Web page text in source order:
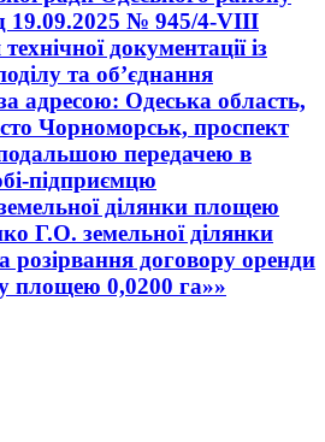
19.09.2025 № 945/4-VIII
документації із
та об’єднання
адресою: Одеська область,
Чорноморськ, проспект
передачею в
підприємцю
ділянки площею
Г.О. земельної ділянки
розірвання договору оренди
площею 0,0200 га»»